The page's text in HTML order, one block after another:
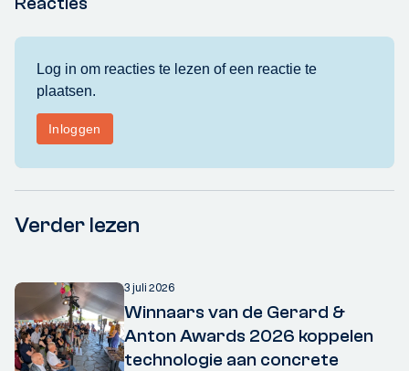
Verder lezen
3 juli 2026
Winnaars van de Gerard &
Anton Awards 2026 koppelen
technologie aan concrete